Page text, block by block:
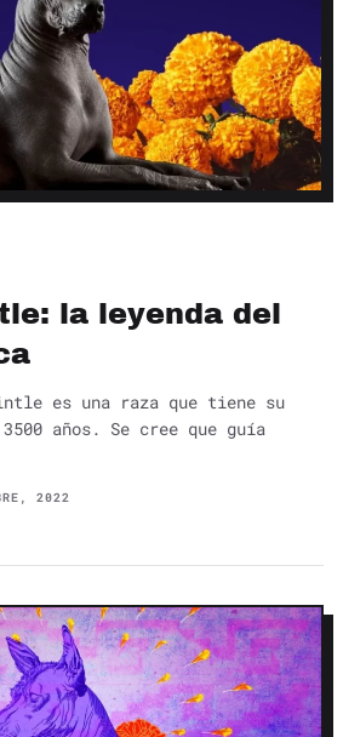
la leyenda del
es una raza que tiene su
años. Se cree que guía
2022